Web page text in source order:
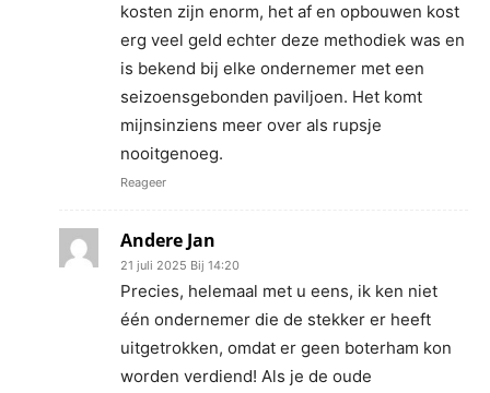
kosten zijn enorm, het af en opbouwen kost
erg veel geld echter deze methodiek was en
is bekend bij elke ondernemer met een
seizoensgebonden paviljoen. Het komt
mijnsinziens meer over als rupsje
nooitgenoeg.
Reageer
Andere Jan
21 juli 2025 Bij 14:20
Precies, helemaal met u eens, ik ken niet
één ondernemer die de stekker er heeft
uitgetrokken, omdat er geen boterham kon
worden verdiend! Als je de oude